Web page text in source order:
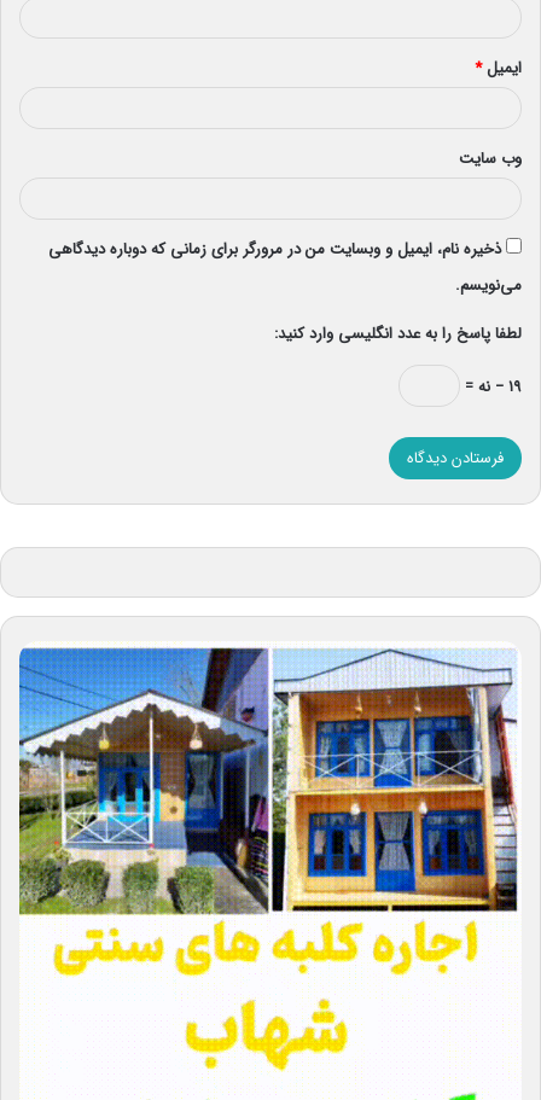
ایمیل*
وب‌ سایت
ذخیره نام، ایمیل و وبسایت من در مرورگر برای زمانی که دوباره دیدگاهی
می‌نویسم.
لطفا پاسخ را به عدد انگلیسی وارد کنید:
۱۹ − نه =